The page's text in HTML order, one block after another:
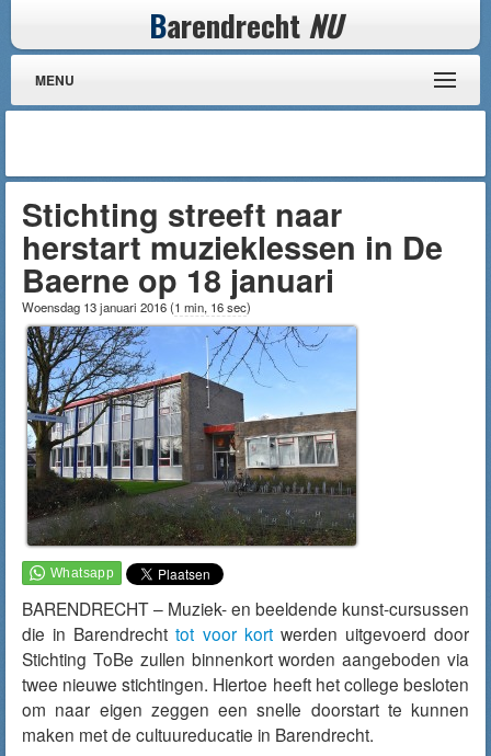
Barendrecht NU
MENU
Stichting streeft naar
herstart muzieklessen in De
Baerne op 18 januari
Woensdag 13 januari 2016(1 min, 16 sec)
BARENDRECHT – Muziek- en beeldende kunst-cursussen
die in Barendrechttot voor kortwerden uitgevoerd door
Stichting ToBe zullen binnenkort worden aangeboden via
twee nieuwe stichtingen. Hiertoe heeft het college besloten
om naar eigen zeggen een snelle doorstart te kunnen
maken met de cultuureducatie in Barendrecht.